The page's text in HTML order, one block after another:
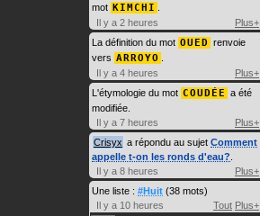
mot KIMCHI
Il y a 2 heures
Plus+
La définition du mot OUED renvoie
vers ARROYO
Il y a 4 heures
Plus+
L'étymologie du mot COUDÉE a été
modifiée.
Il y a 7 heures
Plus+
Crisyx a répondu au sujet Comment
appelle t-on les ronds d'eau?
Il y a 8 heures
Plus+
Une liste : #Huit (38 mots)
Il y a 10 heures
Tout Plus+